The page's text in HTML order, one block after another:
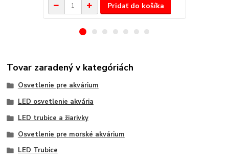
Pridať do košíka
Tovar zaradený v kategóriách
Osvetlenie pre akvárium
LED osvetlenie akvária
LED trubice a žiarivky
Osvetlenie pre morské akvárium
LED Trubice